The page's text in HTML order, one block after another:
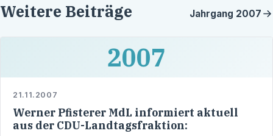
Weitere Beiträge Jahrgang 2007
2007
21.11.2007
Werner Pfisterer MdL informiert aktuell
aus der CDU-Landtagsfraktion: